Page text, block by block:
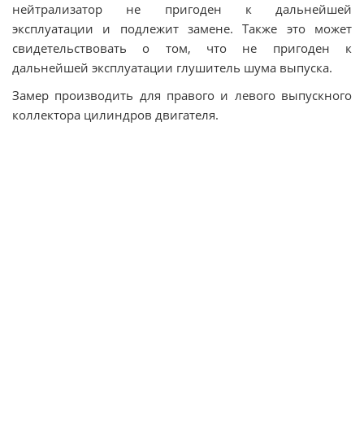
нейтрализатор не пригоден к дальнейшей
эксплуатации и подлежит замене. Также это может
свидетельствовать о том, что не пригоден к
дальнейшей эксплуатации глушитель шума выпуска.
Замер производить для правого и левого выпускного
коллектора цилиндров двигателя.